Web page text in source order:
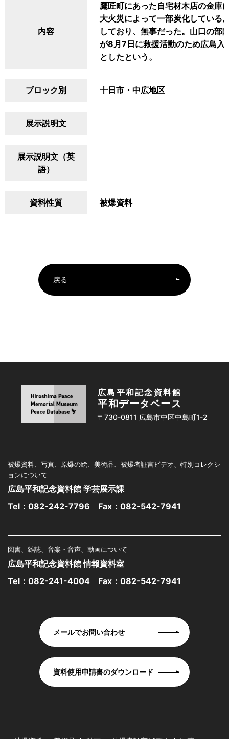
内容
鷹匠町にあった自宅材木店の金庫
大火災によって一部炭化している
しており、無事だった。山口の部
が8月7日に救援活動のため広島入
としたという。
ブロック別 十日市・中広地区
展示説明文
展示説明文（英
語）
資料性質 被爆資料
戻る
広島平和記念資料館
平和データベース
〒730-0811 広島市中区中島町1-2
被爆資料、写真、原爆の絵、美術品、被爆者証言ビデオ、特別コレクシ
ョンについて
広島平和記念資料館 学芸展示課
Tel： 082-242-7796 Fax：082-542-7941
図書、雑誌、音楽・音声、動画について
広島平和記念資料館 情報資料室
Tel： 082-241-4004 Fax：082-542-7941
メールでお問い合わせ
資料使用申請書のダウンロード